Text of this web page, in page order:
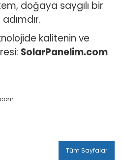
doğaya saygılı bir
kalitenin ve
SolarPanelim.com
Tüm Sayfalar